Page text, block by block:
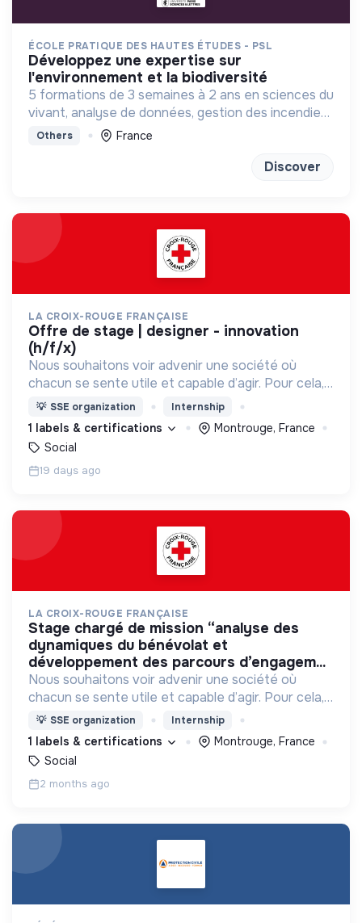
ÉCOLE PRATIQUE DES HAUTES ÉTUDES - PSL
développez une expertise sur
l'environnement et la biodiversité
5 formations de 3 semaines à 2 ans en sciences du
vivant, analyse de données, gestion des incendies
et génétique du paysage.
Others France
Discover
LA CROIX-ROUGE FRANÇAISE
offre de stage | designer - innovation
(h/f/x)
Nous souhaitons voir advenir une société où
chacun se sente utile et capable d’agir. Pour cela,
nous proposons des moyens et des lieux
d’engagement innovants et adaptés à tous.
💡 SSE organization Internship
1 labels & certifications
Montrouge, France
Social
19 days ago
LA CROIX-ROUGE FRANÇAISE
stage chargé de mission “analyse des
dynamiques du bénévolat et
développement des parcours d’engagem...
Nous souhaitons voir advenir une société où
chacun se sente utile et capable d’agir. Pour cela,
nous proposons des moyens et des lieux
d’engagement innovants et adaptés à tous.
💡 SSE organization Internship
1 labels & certifications
Montrouge, France
Social
2 months ago